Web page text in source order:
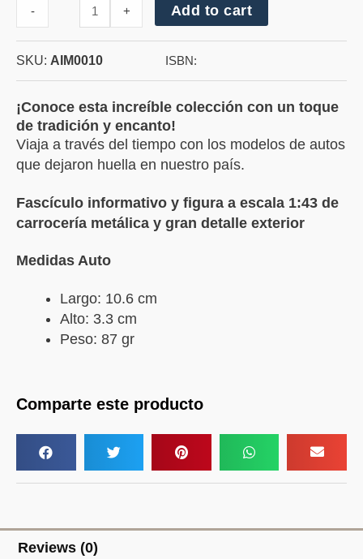
Chevrolet
Cutlass
1988
- + Add to cart
SKU: AIM0010 ISBN:
¡Conoce esta increíble colección con un toque
de tradición y encanto!
Viaja a través del tiempo con los modelos de autos
que dejaron huella en nuestro país.
Fascículo informativo y figura a escala 1:43 de
carrocería metálica y gran detalle exterior
Medidas Auto
Largo: 10.6 cm
Alto: 3.3 cm
Peso: 87 gr
Comparte este producto
Reviews (0)